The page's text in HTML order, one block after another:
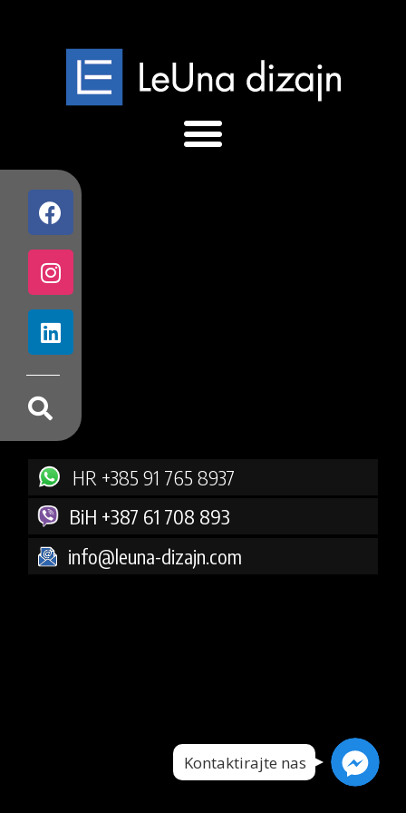
HR +385 91 765 8937
BiH +387 61 708 893
info@leuna-dizajn.com
Facebook Messenger
Facebook Messenger
Facebook Messenger
Kontaktirajte nas